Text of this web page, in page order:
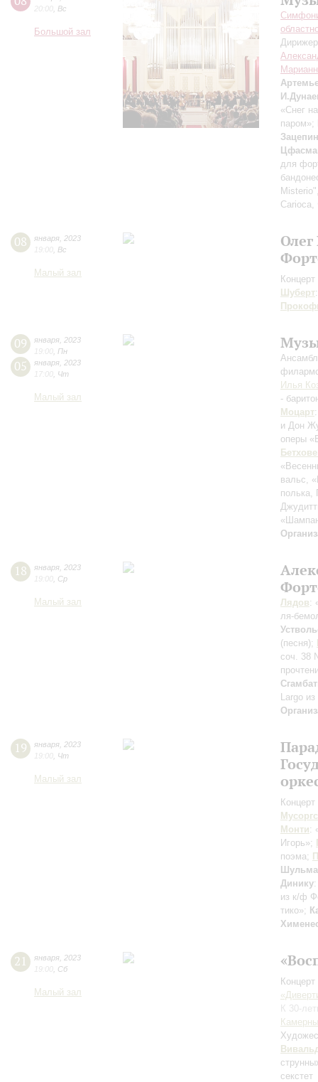
20:00 Вс
Большой зал
«Снег
паром»;
Зацепин
для
Carioca,
08 января 2023
19:00 Вс
Малый зал
Шуберт
09 января 2023
19:00 Пн
05 января 2023
17:00 Чт
Малый зал
Илья
-
Моцарт
и Дон
оперы
вальс,
полька,
18 января 2023
19:00 Ср
Малый зал Лядов:
ля-
(песня);
соч.
Largo
19 января 2023
19:00 Чт
Малый зал
Монти:
Игорь»;
поэма;
Динику
из к/ф
тико»;
21 января 2023
19:00 Сб
Малый зал
К 30-
секстет